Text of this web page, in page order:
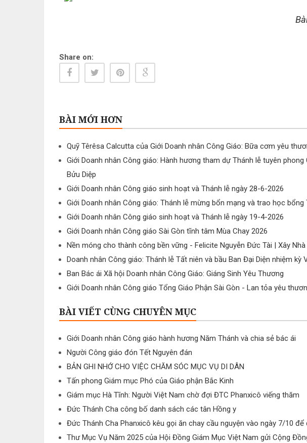
Share on:
BÀI MỚI HƠN
Quỹ Têrêsa Calcutta của Giới Doanh nhân Công Giáo: Bữa cơm yêu
Giới Doanh nhân Công giáo: Hành hương tham dự Thánh lễ tuyên
Bửu Diệp
Giới Doanh nhân Công giáo sinh hoạt và Thánh lễ ngày 28-6-2026
Giới Doanh nhân Công giáo: Thánh lễ mừng bổn mạng và trao học
Giới Doanh nhân Công giáo sinh hoạt và Thánh lễ ngày 19-4-2026
Giới Doanh nhân Công giáo Sài Gòn tĩnh tâm Mùa Chay 2026
Nền móng cho thành công bền vững - Felicite Nguyễn Đức Tài | Xây
Doanh nhân Công giáo: Thánh lễ Tất niên và bầu Ban Đại Diện nhiệm kỳ
Ban Bác ái Xã hội Doanh nhân Công Giáo: Giáng Sinh Yêu Thương
Giới Doanh nhân Công giáo Tổng Giáo Phận Sài Gòn - Lan tỏa yêu
BÀI VIẾT CÙNG CHUYÊN MỤC
Giới Doanh nhân Công giáo hành hương Năm Thánh và chia sẻ bác ái
Người Công giáo đón Tết Nguyên đán
BẢN GHI NHỚ CHO VIỆC CHĂM SÓC MỤC VỤ DI DÂN
Tấn phong Giám mục Phó của Giáo phận Bắc Kinh
Giám mục Hà Tĩnh: Người Việt Nam chờ đợi ĐTC Phanxicô viếng thăm
Đức Thánh Cha công bố danh sách các tân Hồng y
Đức Thánh Cha Phanxicô kêu gọi ăn chay cầu nguyện vào ngày 7/10
Thư Mục Vụ Năm 2025 của Hội Đồng Giám Mục Việt Nam gửi Cộng